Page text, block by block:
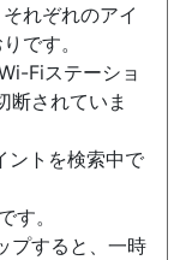
れぞれのアイ
です。
Fiステーショ
断されていま
ントを検索中で
す。
プすると、一時